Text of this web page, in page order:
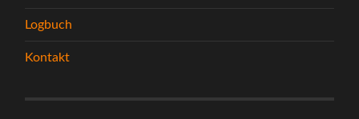
Logbuch
Kontakt